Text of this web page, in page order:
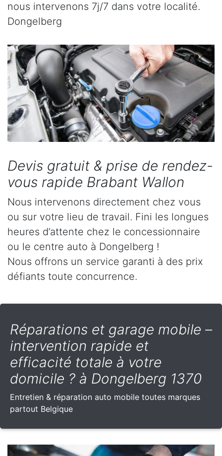
nous intervenons 7j/7 dans votre localité.
Dongelberg
Devis gratuit & prise de rendez-
vous rapide Brabant Wallon
Nous intervenons directement chez vous
ou sur votre lieu de travail. Fini les longues
heures d’attente chez le concessionnaire
ou le centre auto à Dongelberg !
Nous offrons un service garanti à des prix
défiants toute concurrence.
Réparations et garage mobile –
intervention rapide et
efficacité totale à votre
domicile ? à Dongelberg 1370
Entretien & réparation auto mobile toutes marques
partout Belgique